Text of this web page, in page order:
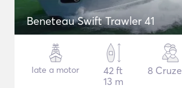
Beneteau Swift Trawler 41
Iate a motor
42 ft
13 m
8